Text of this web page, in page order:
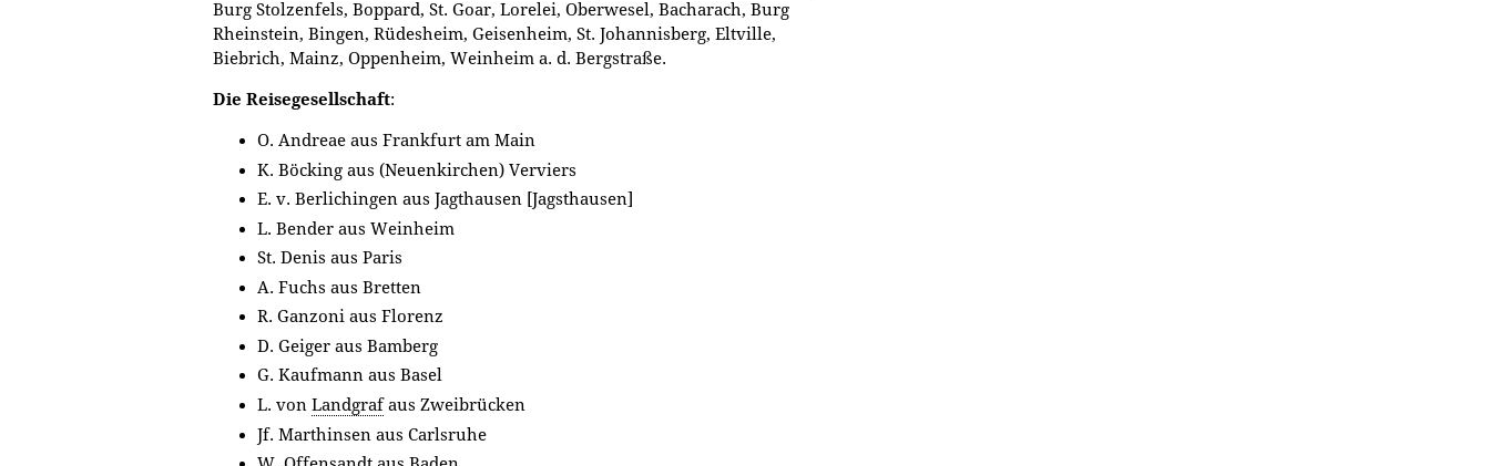
Burg Stolzenfels, Boppard, St. Goar, Lorelei, Oberwesel, Bacharach, Burg
Rheinstein, Bingen, Rüdesheim, Geisenheim, St. Johannisberg, Eltville,
Biebrich, Mainz, Oppenheim, Weinheim a. d. Bergstraße.
Die Reisegesellschaft:
O. Andreae aus Frankfurt am Main
K. Böcking aus (Neuenkirchen) Verviers
E. v. Berlichingen aus Jagthausen [Jagsthausen]
L. Bender aus Weinheim
St. Denis aus Paris
A. Fuchs aus Bretten
R. Ganzoni aus Florenz
D. Geiger aus Bamberg
G. Kaufmann aus Basel
L. von Landgrafaus Zweibrücken
Jf. Marthinsen aus Carlsruhe